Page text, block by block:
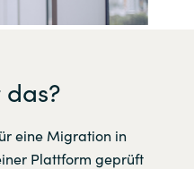
eine Migration in
Plattform geprüft